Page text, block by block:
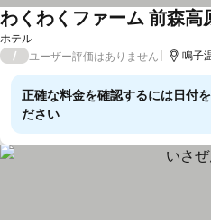
ホテル
わくわくファーム 前森高
/ ユーザー評価はありません 鳴子
正確な料金を確認するには日付
ださい